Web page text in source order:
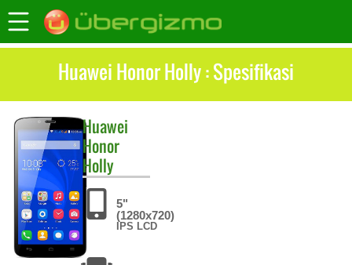
Huawei Honor Holly : Spesifikasi
Huawei
Honor
Holly
5"
(1280x720)
IPS LCD